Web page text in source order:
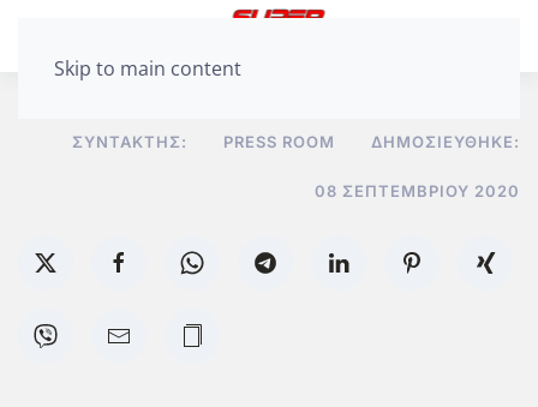
Skip to main content
ΣΥΝΤΆΚΤΗΣ: PRESS ROOM ΔΗΜΟΣΙΕΎΘΗΚΕ:
08 ΣΕΠΤΕΜΒΡΊΟΥ 2020